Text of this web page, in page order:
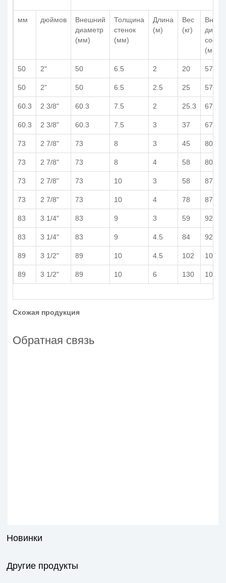
мм дюймов
Внешний
диаметр
(мм)
Толщина
стенок
(мм)
Длина
(м)
Вес
(кг)
(мм)
50 2" 50 6.5 2 20 57
50 2" 50 6.5 2.5 25 57
60.3 2 3/8" 60.3 7.5 2 25.3 67
60.3 2 3/8" 60.3 7.5 3 37 67
73 2 7/8" 73 8 3 45 80
73 2 7/8" 73 8 4 58 80
73 2 7/8" 73 10 3 58 87
73 2 7/8" 73 10 4 78 87
83 3 1/4" 83 9 3 59 92
83 3 1/4" 83 9 4.5 84 92
89 3 1/2" 89 10 4.5 102 104
89 3 1/2" 89 10 6 130 104
Схожая продукция
Обратная связь
Новинки
Другие продукты